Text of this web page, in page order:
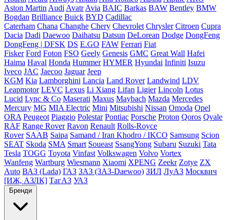
Aston Martin Audi Avatr Avia BAIC Barkas BAW Bentley BMW
Bogdan Brilliance Buick BYD Cadillac
Caterham Chana Changhe Chery Chevrolet Chrysler Citroen Cupra
Dacia Dadi Daewoo Daihatsu Datsun DeLorean Dodge DongFeng
DongFeng | DFSK DS E.GO FAW Ferrari Fiat
Fisker Ford Foton FSO Geely Genesis GMC Great Wall Hafei
Haima Haval Honda Hummer HYMER Hyundai Infiniti Isuzu
Iveco JAC Jaecoo Jaguar Jeep
KGM Kia Lamborghini Lancia Land Rover Landwind LDV
Leapmotor LEVC Lexus Li Xiang Lifan Ligier Lincoln Lotus
Lucid Lync & Co Maserati Maxus Maybach Mazda Mercedes
Mercury MG MIA Electric Mini Mitsubishi Nissan Omoda Opel
ORA Peugeot Piaggio Polestar Pontiac Porsche Proton Qoros Qvale
RAF Range Rover Ravon Renault Rolls-Royce
Rover SAAB Saipa Samand / Iran Khodro / IKCO Samsung Scion
SEAT Skoda SMA Smart Soueast SsangYong Subaru Suzuki Tata
Tesla TOGG Toyota Vinfast Volkswagen Volvo Vortex
Wanfeng Wartburg Wiesmann Xiaomi XPENG Zeekr Zotye ZX
Auto ВАЗ (Lada) ГАЗ ЗАЗ (ЗАЗ-Daewoo) ЗИЛ ЛуАЗ Москвич
[ИЖ, АЗЛК] ТагАЗ УАЗ
Бренди